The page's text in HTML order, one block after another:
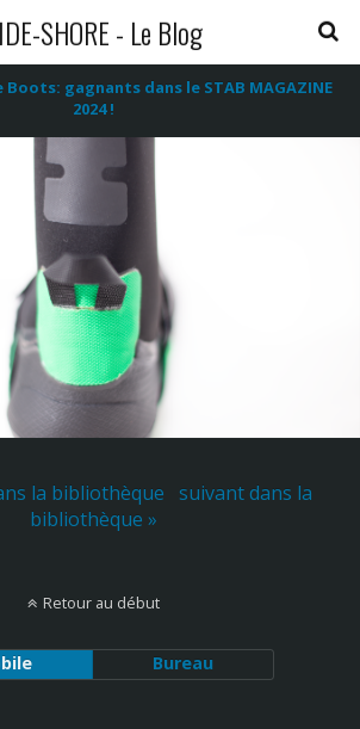
SHORE - Le Blog
gagnants dans le STAB MAGAZINE
2024 !
la bibliothèque suivant dans la
bibliothèque »
Retour au début
Bureau